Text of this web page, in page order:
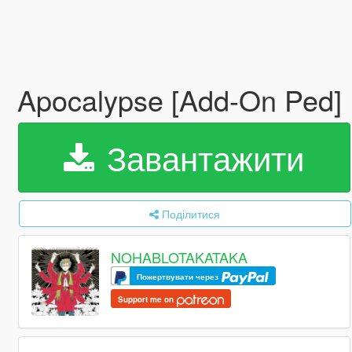
Apocalypse [Add-On Ped]
Завантажити
Поділитися
NOHABLOTAKATAKA
Пожертвувати через
Support me on